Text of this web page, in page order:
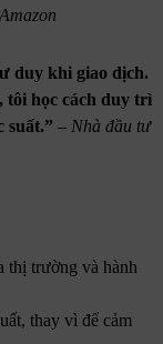
duy khi giao dịch.
tôi học cách duy trì
suất.” – Nhà đầu tư
thị trường và hành
thay vì để cảm